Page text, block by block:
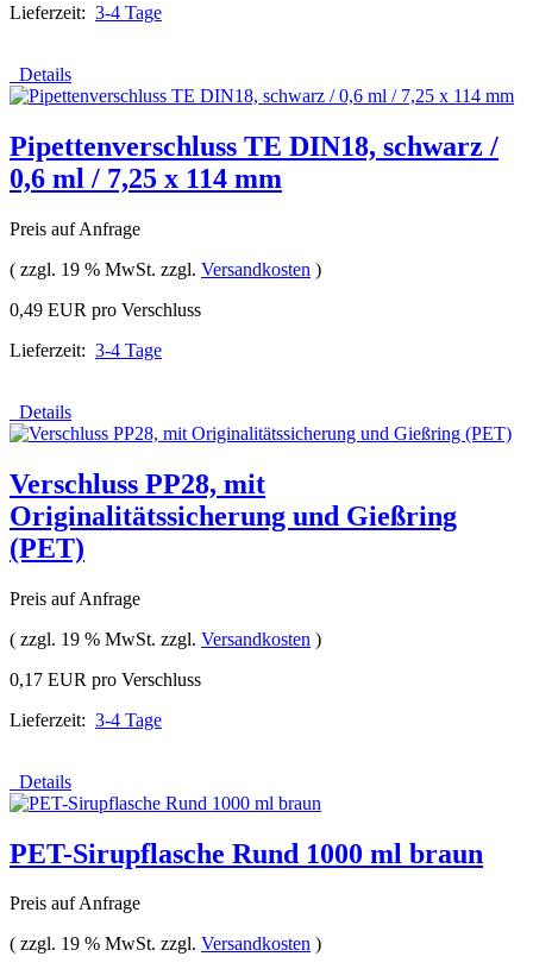
Lieferzeit: 3-4 Tage
Details
Pipettenverschluss TE DIN18, schwarz /
0,6 ml / 7,25 x 114 mm
Preis auf Anfrage
( zzgl. 19 % MwSt. zzgl. Versandkosten )
0,49 EUR pro Verschluss
Lieferzeit: 3-4 Tage
Details
Verschluss PP28, mit
Originalitätssicherung und Gießring
(PET)
Preis auf Anfrage
( zzgl. 19 % MwSt. zzgl. Versandkosten )
0,17 EUR pro Verschluss
Lieferzeit: 3-4 Tage
Details
PET-Sirupflasche Rund 1000 ml braun
Preis auf Anfrage
( zzgl. 19 % MwSt. zzgl. Versandkosten )